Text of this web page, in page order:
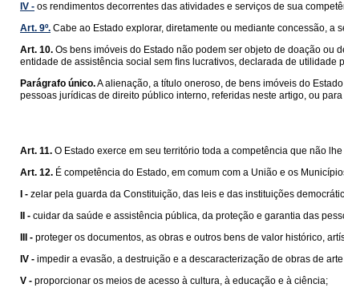
IV - os rendimentos decorrentes das atividades e serviços de sua
Art. 9º. Cabe ao Estado explorar, diretamente ou mediante concessão,
Art. 10. Os bens imóveis do Estado não podem ser objeto de doação ou
entidade de assistência social sem ﬁns lucrativos, declarada de utilidade
Parágrafo único.A alienação, a título oneroso, de bens imóveis do
pessoas jurídicas de direito público interno, referidas neste artigo, ou
Art. 11. O Estado exerce em seu território toda a competência que não
Art. 12. É competência do Estado, em comum com a União e os
I - zelar pela guarda da Constituição, das leis e das instituições
II - cuidar da saúde e assistência pública, da proteção e garantia das
III - proteger os documentos, as obras e outros bens de valor histórico,
IV - impedir a evasão, a destruição e a descaracterização de obras de
V - proporcionar os meios de acesso à cultura, à educação e à ciência;